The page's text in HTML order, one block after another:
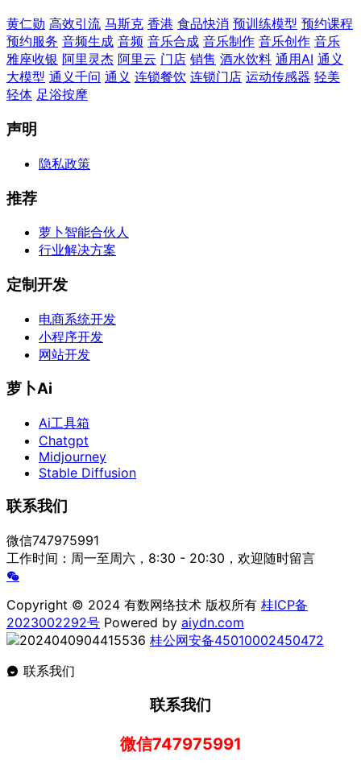
黄仁勋 高效引流 马斯克 香港 食品快消 预训练模型 预约课程
预约服务 音频生成 音频 音乐合成 音乐制作 音乐创作 音乐
雅座收银 阿里灵杰 阿里云 门店 销售 酒水饮料 通用AI 通义
大模型 通义千问 通义 连锁餐饮 连锁门店 运动传感器 轻美
轻体 足浴按摩
声明
隐私政策
推荐
萝卜智能合伙人
行业解决方案
定制开发
电商系统开发
小程序开发
网站开发
萝卜Ai
Ai工具箱
Chatgpt
Midjourney
Stable Diffusion
联系我们
微信747975991
工作时间：周一至周六，8:30 - 20:30，欢迎随时留言
Copyright © 2024 有数网络技术 版权所有 桂ICP备
2023002292号 Powered by aiydn.com
桂公网安备45010002450472
联系我们
联系我们
微信747975991